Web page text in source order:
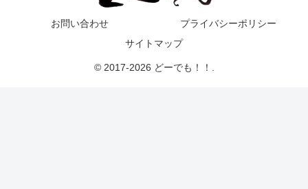
お問い合わせ
プライバシーポリシー
サイトマップ
© 2017-2026 どーでも！！.